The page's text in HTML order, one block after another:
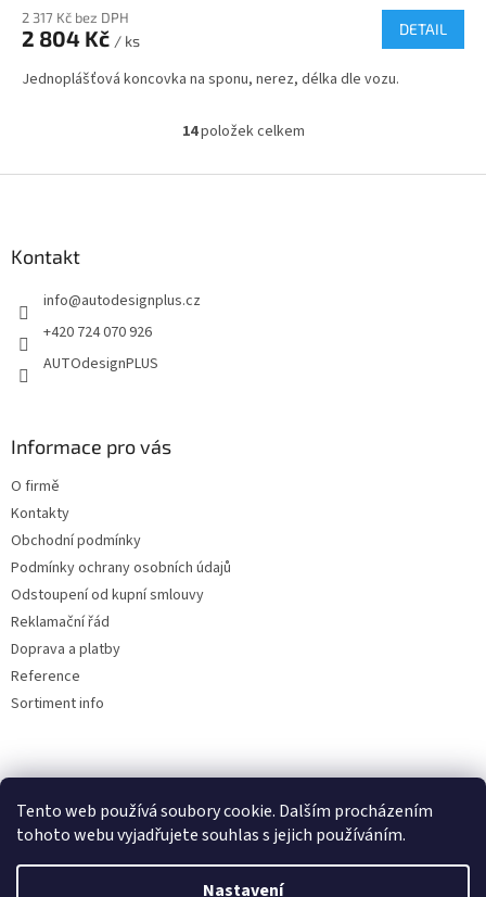
Tento web používá soubory cookie. Dalším procházením
tohoto webu vyjadřujete souhlas s jejich používáním.
Nastavení
2 317 Kč bez DPH
2 804 Kč / ks
DETAIL
Jednoplášťová koncovka na sponu, nerez, délka dle vozu.
O
l
14položek celkem
Kontakt
info@autodesignplus.cz
+420 724 070 926
AUTOdesignPLUS
Informace pro vás
O firmě
Kontakty
Obchodní podmínky
Podmínky ochrany osobních údajů
Odstoupení od kupní smlouvy
Reklamační řád
Doprava a platby
Reference
Sortiment info
Reklamační řád